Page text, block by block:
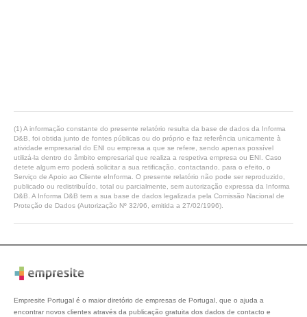
(1) A informação constante do presente relatório resulta da base de dados da Informa
D&B, foi obtida junto de fontes públicas ou do próprio e faz referência unicamente à
atividade empresarial do ENI ou empresa a que se refere, sendo apenas possível
utilizá-la dentro do âmbito empresarial que realiza a respetiva empresa ou ENI. Caso
detete algum erro poderá solicitar a sua retificação, contactando, para o efeito, o
Serviço de Apoio ao Cliente eInforma. O presente relatório não pode ser reproduzido,
publicado ou redistribuído, total ou parcialmente, sem autorização expressa da Informa
D&B. A Informa D&B tem a sua base de dados legalizada pela Comissão Nacional de
Proteção de Dados (Autorização Nº 32/96, emitida a 27/02/1996).
Empresite Portugal é o maior diretório de empresas de Portugal, que o ajuda a
encontrar novos clientes através da publicação gratuita dos dados de contacto e